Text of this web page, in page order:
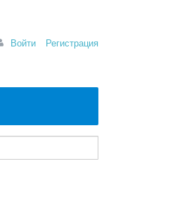
Войти Регистрация